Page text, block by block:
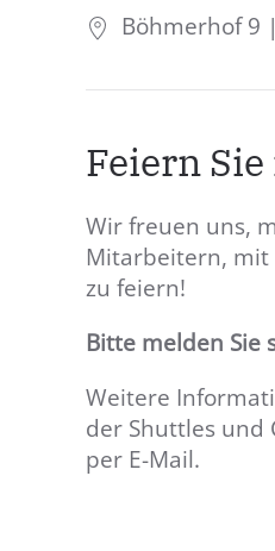
Böhmerhof 9
Feiern
Wir freuen uns,
Mitarbeitern, mit
zu feiern!
Bitte melden Sie
Weitere
der Shuttles und
per E-Mail.